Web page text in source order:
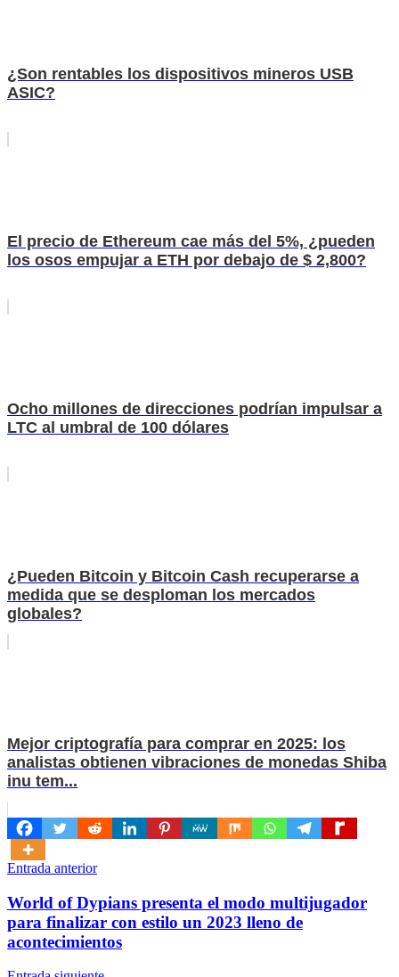
¿Son rentables los dispositivos mineros USB
ASIC?
El precio de Ethereum cae más del 5%, ¿pueden
los osos empujar a ETH por debajo de $ 2,800?
Ocho millones de direcciones podrían impulsar a
LTC al umbral de 100 dólares
¿Pueden Bitcoin y Bitcoin Cash recuperarse a
medida que se desploman los mercados
globales?
Mejor criptografía para comprar en 2025: los
analistas obtienen vibraciones de monedas Shiba
inu tem...
Navegación
de
entradas
Entrada anterior
World of Dypians presenta el modo multijugador
para finalizar con estilo un 2023 lleno de
acontecimientos